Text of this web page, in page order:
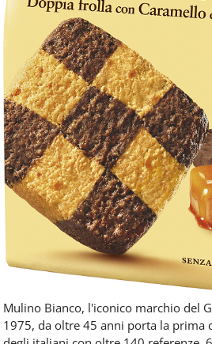
Mulino Bianco, l'iconico marchio del
1975, da oltre 45 anni porta la prima